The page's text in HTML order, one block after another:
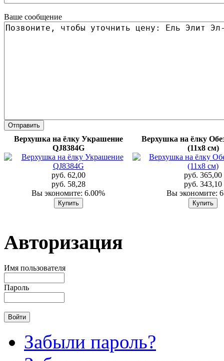
Ваше сообщение
Верхушка на ёлку Украшение
QJ8384G
руб. 62,00
руб. 58,28
Вы экономите: 6.00%
Верхушка на ёлку
(11х8 см)
руб. 365,00
руб. 343,10
Вы экономите:
Авторизация
Имя пользователя
Пароль
Забыли пароль?